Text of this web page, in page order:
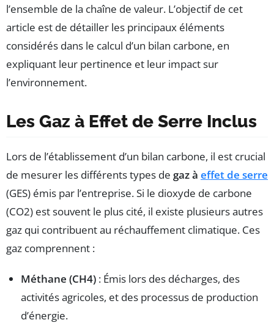
l’ensemble de la chaîne de valeur. L’objectif de cet
article est de détailler les principaux éléments
considérés dans le calcul d’un bilan carbone, en
expliquant leur pertinence et leur impact sur
l’environnement.
Les Gaz à Effet de Serre Inclus
Lors de l’établissement d’un bilan carbone, il est crucial
de mesurer les différents types de gaz à effet de serre
(GES) émis par l’entreprise. Si le dioxyde de carbone
(CO2) est souvent le plus cité, il existe plusieurs autres
gaz qui contribuent au réchauffement climatique. Ces
gaz comprennent :
Méthane (CH4) : Émis lors des décharges, des
activités agricoles, et des processus de production
d’énergie.